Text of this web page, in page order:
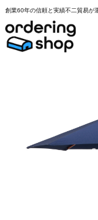
創業60年の信頼と実績不二貿易が